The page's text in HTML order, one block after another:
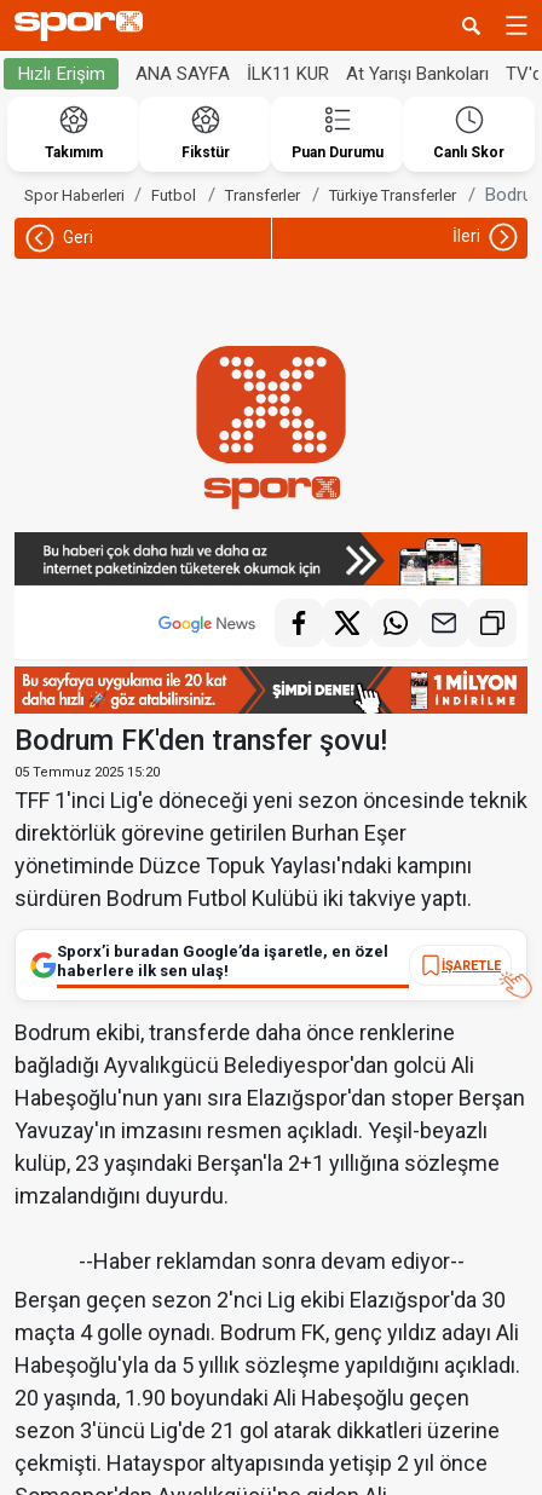
Hızlı Erişim ANA SAYFA İLK11 KUR At Yarışı Bankoları
Takımım Fikstür Puan Durumu Canlı Skor
Spor Haberleri Futbol Transferler Türkiye Transferler
Geri İleri
Bodrum FK'den transfer şovu!
05 Temmuz 2025 15:20
TFF 1'inci Lig'e döneceği yeni sezon öncesinde teknik
direktörlük görevine getirilen Burhan Eşer
yönetiminde Düzce Topuk Yaylası'ndaki kampını
sürdüren Bodrum Futbol Kulübü iki takviye yaptı.
Sporx’i buradan Google’da işaretle, en özel
haberlere ilk sen ulaş!
İŞARETLE
Bodrum ekibi, transferde daha önce renklerine
bağladığı Ayvalıkgücü Belediyespor'dan golcü Ali
Habeşoğlu'nun yanı sıra Elazığspor'dan stoper Berşan
Yavuzay'ın imzasını resmen açıkladı. Yeşil-beyazlı
kulüp, 23 yaşındaki Berşan'la 2+1 yıllığına sözleşme
imzalandığını duyurdu.
--Haber reklamdan sonra devam ediyor--
Berşan geçen sezon 2'nci Lig ekibi Elazığspor'da 30
maçta 4 golle oynadı. Bodrum FK, genç yıldız adayı Ali
Habeşoğlu'yla da 5 yıllık sözleşme yapıldığını açıkladı.
20 yaşında, 1.90 boyundaki Ali Habeşoğlu geçen
sezon 3'üncü Lig'de 21 gol atarak dikkatleri üzerine
çekmişti. Hatayspor altyapısında yetişip 2 yıl önce